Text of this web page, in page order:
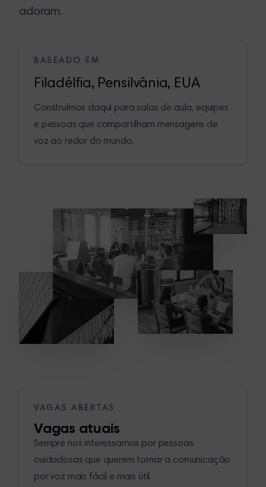
adoram.
BASEADO EM
Filadélfia, Pensilvânia, EUA
Construímos daqui para salas de aula, equipes
e pessoas que compartilham mensagens de
voz ao redor do mundo.
VAGAS ABERTAS
Vagas atuais
Sempre nos interessamos por pessoas
cuidadosas que querem tornar a comunicação
por voz mais fácil e mais útil.